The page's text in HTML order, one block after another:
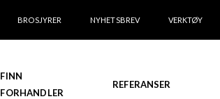
BROSJYRER NYHETSBREV VERKTØY
FINN
FORHANDLER
REFERANSER